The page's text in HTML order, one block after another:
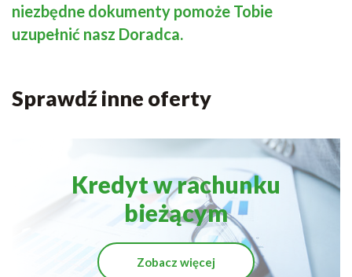
niezbędne dokumenty pomoże Tobie
uzupełnić nasz Doradca.
Sprawdź inne oferty
Kredyt w rachunku
bieżącym
Zobacz więcej